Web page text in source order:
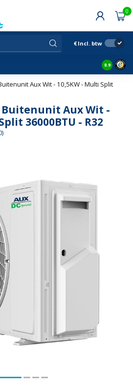
0
€ Incl. btw
Snelle
8.9
Aux Wit - 10,5KW - Multi Split
Aux Wit -
36000BTU - R32